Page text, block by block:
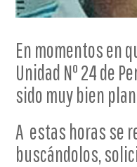
En momentos en
Unidad Nº 24 de
sido muy bien
A estas horas se
buscándolos,